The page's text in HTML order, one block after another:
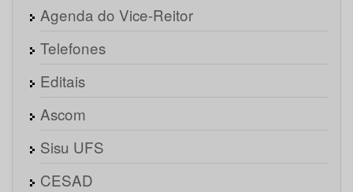
Agenda do Vice-Reitor
Telefones
Editais
Ascom
Sisu UFS
CESAD